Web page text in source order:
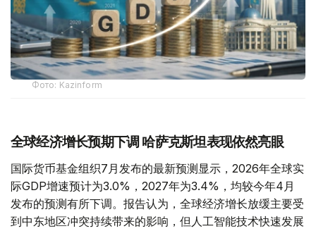
Фото: Kazinform
全球经济增长预期下调 哈萨克斯坦表现依然亮眼
国际货币基金组织7月发布的最新预测显示，2026年全球实
际GDP增速预计为3.0%，2027年为3.4%，均较今年4月
发布的预测有所下调。报告认为，全球经济增长放缓主要受
到中东地区冲突持续带来的影响，但人工智能技术快速发展